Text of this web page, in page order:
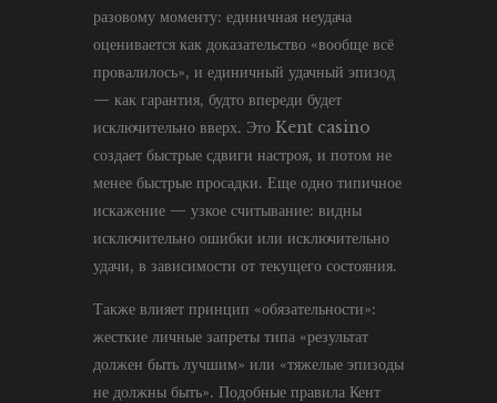
разовому моменту: единичная неудача
оценивается как доказательство «вообще всё
провалилось», и единичный удачный эпизод
— как гарантия, будто впереди будет
исключительно вверх. Это Kent casino
создает быстрые сдвиги настроя, и потом не
менее быстрые просадки. Еще одно типичное
искажение — узкое считывание: видны
исключительно ошибки или исключительно
удачи, в зависимости от текущего состояния.
Также влияет принцип «обязательности»:
жесткие личные запреты типа «результат
должен быть лучшим» или «тяжелые эпизоды
не должны быть». Подобные правила Кент